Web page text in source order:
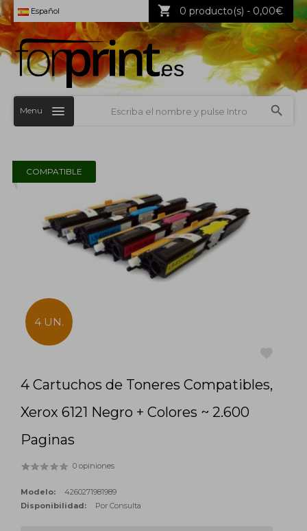
Español 0 producto(s) - 0,00€
Menu
COMPATIBLE
4 UN.
4 Cartuchos de Toneres Compatibles,
Xerox 6121 Negro + Colores ~ 2.600
Paginas
0 opiniones
Modelo:
4260271981989
Disponibilidad:
Por Consulta